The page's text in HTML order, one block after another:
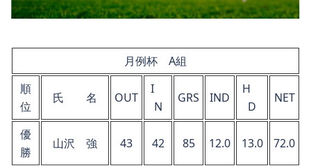
月例杯 A組
順
位
氏 名 OUT
I
N
GRS IND
H
D
NET
優
勝
山沢 強 43 42 85 12.0 13.0 72.0